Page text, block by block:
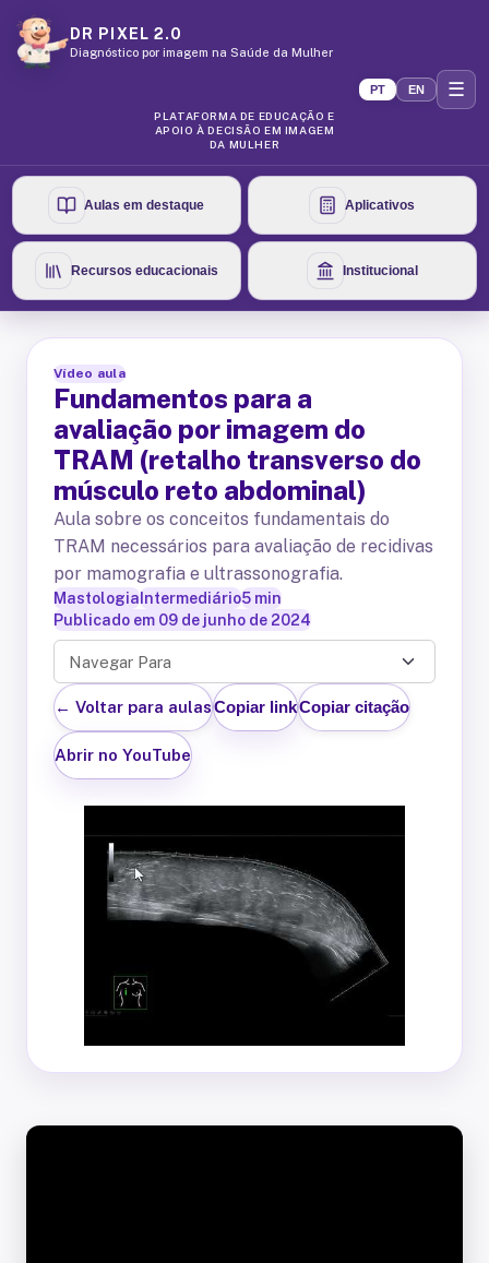
DR PIXEL 2.0
Diagnóstico por imagem na Saúde da Mulher
PLATAFORMA DE EDUCAÇÃO E
APOIO À DECISÃO EM IMAGEM
DA MULHER
PT EN ☰
Aulas em destaque Aplicativos
Recursos educacionais Institucional
Vídeo aula
Fundamentos para a
avaliação por imagem do
TRAM (retalho transverso do
músculo reto abdominal)
Aula sobre os conceitos fundamentais do
TRAM necessários para avaliação de recidivas
por mamografia e ultrassonografia.
Mastologia Intermediário5 min
Publicado em 09 de junho de 2024
Navegar Para
← Voltar para aulasCopiar linkCopiar citação
Abrir no YouTube